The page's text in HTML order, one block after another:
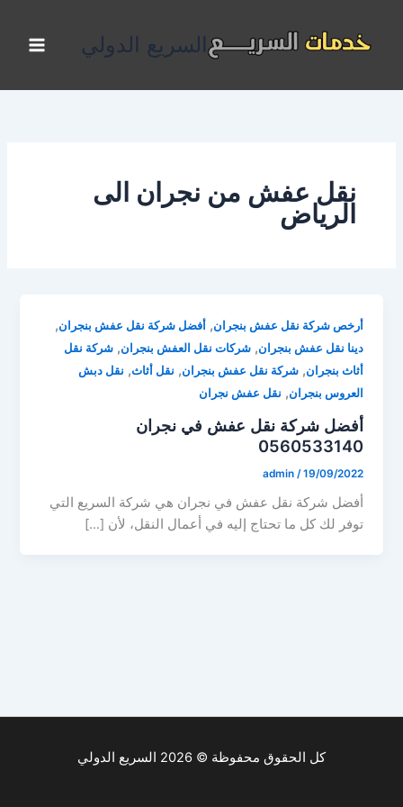
المحتوى
السريع الدولي
نقل عفش من نجران الى
الرياض
أرخص شركة نقل عفش بنجران,أفضل شركة نقل عفش بنجران,
دينا نقل عفش بنجران,شركات نقل العفش بنجران,شركة نقل
أثاث بنجران,شركة نقل عفش بنجران, نقل أثاث, نقل دبش
العروس بنجران, نقل عفش نجران
أفضل شركة نقل عفش في نجران
0560533140
admin /19/09/2022
أفضل شركة نقل عفش في نجران هي شركة السريع التي
توفر لك كل ما تحتاج إليه في أعمال النقل، لأن […]
كل الحقوق محفوظة © 2026 السريع الدولي